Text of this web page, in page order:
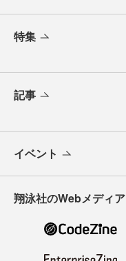
特集
記事
イベント
翔泳社のWebメディア